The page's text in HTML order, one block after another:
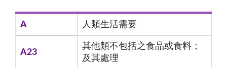
A 人類生活需要
A23
其他類不包括之食品或食料；
及其處理